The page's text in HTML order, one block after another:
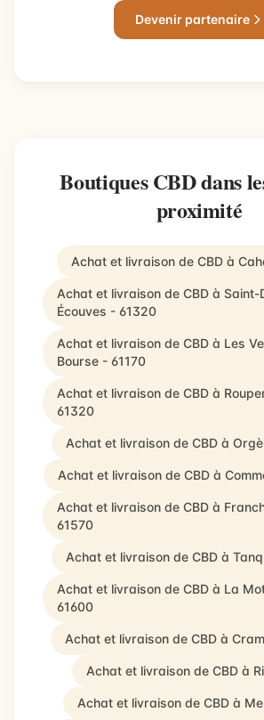
Devenir partenaire
Boutiques CBD dans
proximité
Achat et livraison de CBD à
Achat et livraison de CBD à
Écouves - 61320
Achat et livraison de CBD à Les
Bourse - 61170
Achat et livraison de CBD à
61320
Achat et livraison de CBD à
Achat et livraison de CBD à
Achat et livraison de CBD à
61570
Achat et livraison de CBD à
Achat et livraison de CBD à La
61600
Achat et livraison de CBD à
Achat et livraison de CBD à
Achat et livraison de CBD à